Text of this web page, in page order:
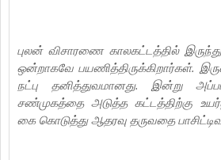
புலன் விசாரணை காலகட்டத்தில்
ஒன்றாகவே பயணித்திருக்கிறார்கள்.
நட்பு தனித்துவமானது. இன்று
சண்முகத்தை அடுத்த கட்டத்திற்கு
கை கொடுத்து ஆதரவு தருவதை